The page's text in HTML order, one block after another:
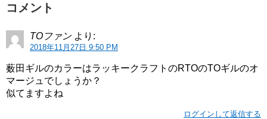
コメント
TOファン より:
2018年11月27日 9:50 PM
薮田ギルのカラーはラッキークラフトのRTOのTOギルのオ
マージュでしょうか？
似てますよね
ログインして返信する